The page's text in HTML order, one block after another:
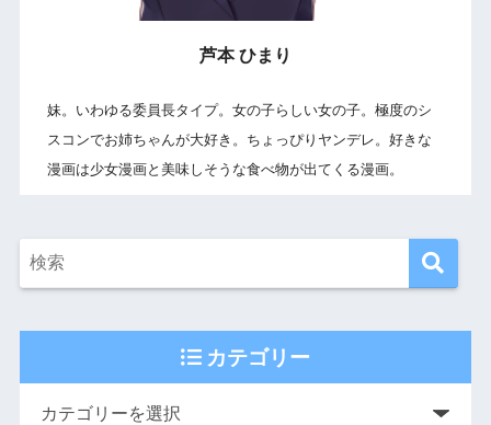
芦本 ひまり
妹。いわゆる委員長タイプ。女の子らしい女の子。極度のシ
スコンでお姉ちゃんが大好き。ちょっぴりヤンデレ。好きな
漫画は少女漫画と美味しそうな食べ物が出てくる漫画。
カテゴリー